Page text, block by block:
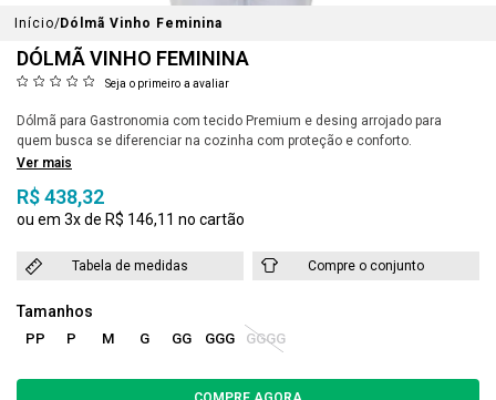
Início Dólmã Vinho Feminina
DÓLMÃ VINHO FEMININA
Seja o primeiro a avaliar
Dólmã para Gastronomia com tecido Premium e desing arrojado para
quem busca se diferenciar na cozinha com proteção e conforto.
Ver mais
R$ 438,32
3x R$ 146,11
Tabela de medidas Compre o conjunto
PP P M G GG GGG GGGG